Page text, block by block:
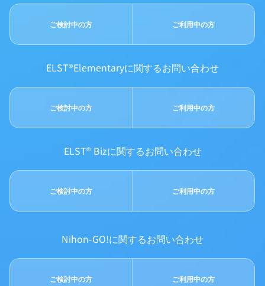
ご検討中の方 ご利用中の方
ELST®Elementaryに関するお問い合わせ
ご検討中の方 ご利用中の方
ELST® Bizに関するお問い合わせ
ご検討中の方 ご利用中の方
Nihon-GO!に関するお問い合わせ
ご検討中の方 ご利用中の方